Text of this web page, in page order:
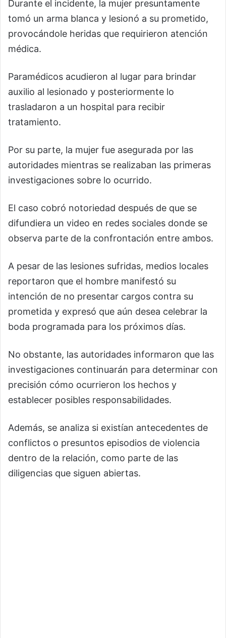
Durante el incidente, la mujer presuntamente
tomó un arma blanca y lesionó a su prometido,
provocándole heridas que requirieron atención
médica.
Paramédicos acudieron al lugar para brindar
auxilio al lesionado y posteriormente lo
trasladaron a un hospital para recibir
tratamiento.
Por su parte, la mujer fue asegurada por las
autoridades mientras se realizaban las primeras
investigaciones sobre lo ocurrido.
El caso cobró notoriedad después de que se
difundiera un video en redes sociales donde se
observa parte de la confrontación entre ambos.
A pesar de las lesiones sufridas, medios locales
reportaron que el hombre manifestó su
intención de no presentar cargos contra su
prometida y expresó que aún desea celebrar la
boda programada para los próximos días.
No obstante, las autoridades informaron que las
investigaciones continuarán para determinar con
precisión cómo ocurrieron los hechos y
establecer posibles responsabilidades.
Además, se analiza si existían antecedentes de
conflictos o presuntos episodios de violencia
dentro de la relación, como parte de las
diligencias que siguen abiertas.